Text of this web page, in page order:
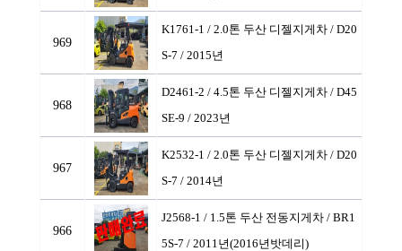
969
K1761-1 / 2.0톤 두산 디젤지게차 / D20
S-7 / 2015년
968
D2461-2 / 4.5톤 두산 디젤지게차 / D45
SE-9 / 2023년
967
K2532-1 / 2.0톤 두산 디젤지게차 / D20
S-7 / 2014년
966
J2568-1 / 1.5톤 두산 전동지게차 / BR1
5S-7 / 2011년(2016년밧데리)